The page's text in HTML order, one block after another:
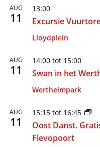
AUG
11
13:00
Excursie
Lloydplein
AUG
11
14:00 tot 15:00
Swan in het
Wertheimpark
AUG
11
15:15 tot 16:45
Oost Danst.
Flevopoort